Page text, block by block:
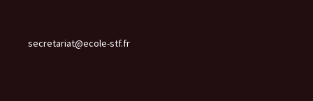
secretariat@ecole-stf.fr